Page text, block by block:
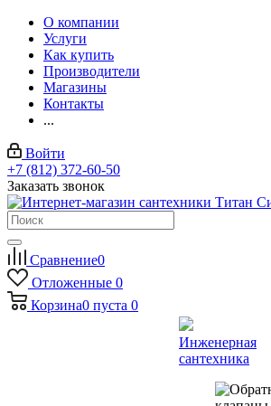
О компании
Услуги
Как купить
Производители
Магазины
Контакты
...
Войти
+7 (812) 372-60-50
Заказать звонок
Сравнение0
Отложенные 0
Корзина0 пуста 0
Инженерная
сантехника